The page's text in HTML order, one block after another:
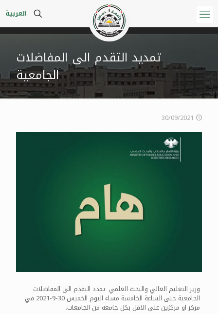
العربية
تمديد التقدم الى المفاضلات
الجامعية
30/09/2021
وزير التعليم العالي والبحث العلمي يمدد التقدم الى المفاضلات
الجامعية حتى الساعة الخامسة مساء اليوم الخميس 30-9-2021 في
مركز او مركزين على الاقل بكل جامعة من الجامعات.